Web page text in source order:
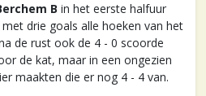
B in het eerste halfuur
met drie goals alle hoeken van het
de rust ook de 4 - 0 scoorde
de kat, maar in een ongezien
maakten die er nog 4 - 4 van.